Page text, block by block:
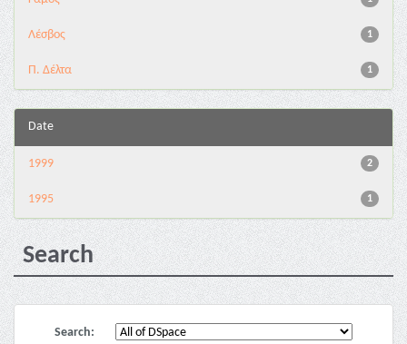
1
Λέσβος
1
Π. Δέλτα
Date
2
1999
1
1995
Search
Search: